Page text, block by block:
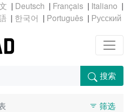
| | |
|
| | |
搜索
筛选